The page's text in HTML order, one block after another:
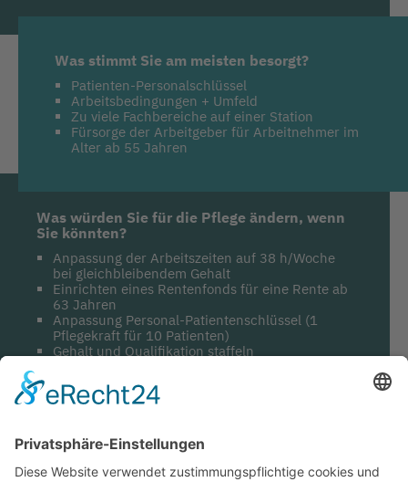
Was stimmt Sie am meisten besorgt?
Patienten-Personalschlüssel
Arbeitsbedingungen + Umfeld
Zu viele Fachbereiche auf einer Station
Fürsorge der Arbeitgeber für Arbeitnehmer im
Alter ab 55 Jahren
Was würden Sie für die Pflege ändern, wenn
Sie könnten?
Anpassung der Arbeitszeiten auf 38 h/Woche
bei gleichbleibendem Gehalt
Einrichten eines Rentenfonds für eine Rente ab
63 Jahren
Anpassung Personal-Patientenschlüssel (1
Pflegekraft für 10 Patienten)
Gehalt und Qualifikation staffeln
an die Politik?
bei gravierenden Veränderungen